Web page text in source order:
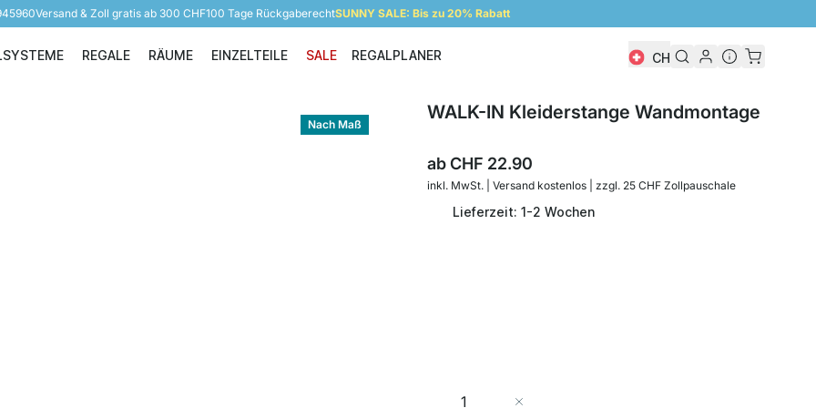
Versand & Zoll gratis ab 300 CHF100 Tage RückgaberechtSUNNY SALE: Bis zu 20% Rabatt
Regalsysteme
REGALE
Regale
RÄUME
Räume
EINZELTEILE
Einzelteile
SALE REGALPLANER CH
Nach Maß
WALK-IN Kleiderstange Wandmontage
abCHF 22.90
inkl. MwSt. | Versand kostenlos | zzgl. 25 CHF Zollpauschale
Lieferzeit: 1-2 Wochen
Menge